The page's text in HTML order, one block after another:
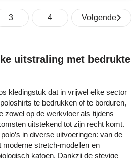
3 4 Volgende
uitstraling met bedrukte
kledingstuk dat in vrijwel elke sector
te bedrukken of te borduren,
zowel op de werkvloer als tijdens
uitstekend tot zijn recht komt.
in diverse uitvoeringen: van de
stretch-modellen en
katoen. Dankzij de stevige